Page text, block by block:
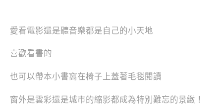
愛看電影還是聽音樂都是自己的小天地
喜歡看書的
也可以帶本小書窩在椅子上蓋著毛毯閱讀
窗外是雲彩還是城市的縮影都成為特別難忘的景緻！